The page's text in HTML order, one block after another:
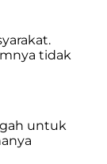
tidak
untuk